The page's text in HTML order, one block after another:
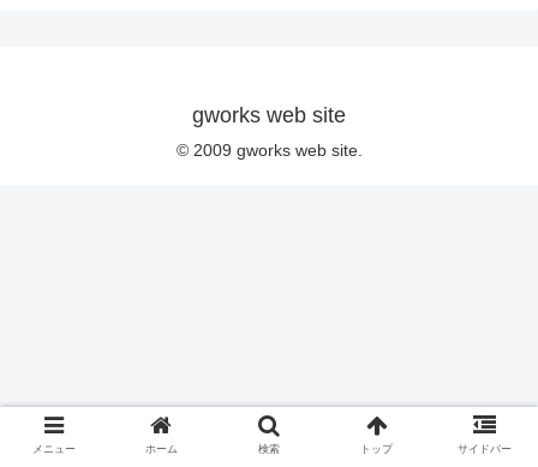
gworks web site
© 2009 gworks web site.
メニュー ホーム 検索 トップ サイドバー